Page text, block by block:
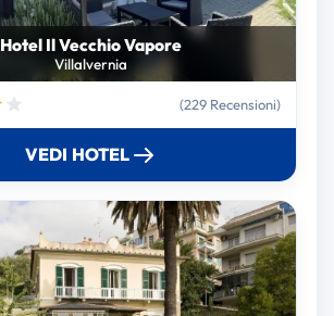
Hotel Il Vecchio Vapore
Villalvernia
(229 Recensioni)
VEDI HOTEL